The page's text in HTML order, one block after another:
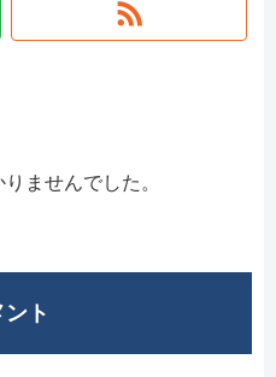
ませんでした。
ント